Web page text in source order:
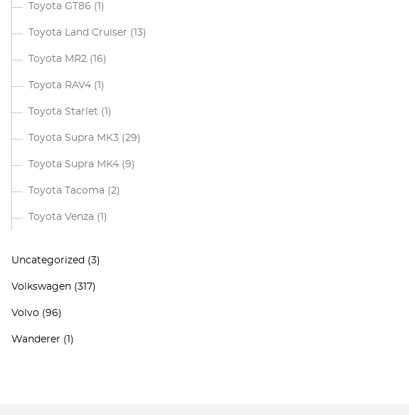
Toyota GT86 (1)
Toyota Land Cruiser (13)
Toyota MR2 (16)
Toyota RAV4 (1)
Toyota Starlet (1)
Toyota Supra MK3 (29)
Toyota Supra MK4 (9)
Toyota Tacoma (2)
Toyota Venza (1)
Uncategorized (3)
Volkswagen (317)
Volvo (96)
Wanderer (1)